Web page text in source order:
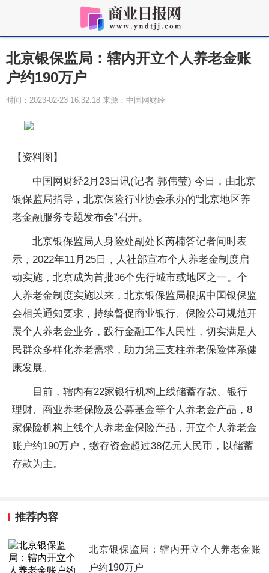
北京银保监局：辖内开立个人养老金账
户约190万户
时间：2023-02-23 16:32:18 来源：中国网财经
【资料图】
中国网财经2月23日讯(记者 郭伟莹) 今日，由北京
银保监局指导，北京保险行业协会承办的“北京地区养
老金融服务专题发布会”召开。
北京银保监局人身险处副处长芮楠答记者问时表
示，2022年11月25日，人社部宣布个人养老金制度启
动实施，北京成为首批36个先行城市或地区之一。个
人养老金制度实施以来，北京银保监局根据中国银保监
会相关通知要求，持续督促商业银行、保险公司规范开
展个人养老金业务，践行金融工作人民性，切实满足人
民群众多样化养老需求，助力第三支柱养老保险体系健
康发展。
目前，辖内有22家银行机构上线储蓄存款、银行
理财、商业养老保险及公募基金等个人养老金产品，8
家保险机构上线个人养老金保险产品，开立个人养老金
账户约190万户，缴存资金超过38亿元人民币，以储蓄
存款为主。
推荐内容
北京银保监局：辖内开立个人养老金账
户约190万户